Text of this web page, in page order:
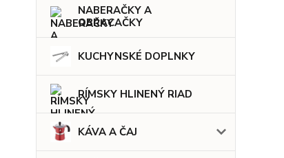
NABERAČKY A
OBRACAČKY
KUCHYNSKÉ DOPLNKY
RÍMSKY HLINENÝ RIAD
KÁVA A ČAJ